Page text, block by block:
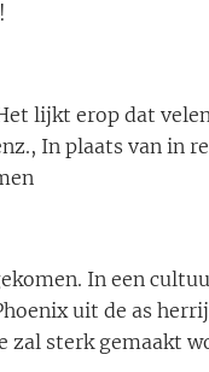
lijkt erop dat
In plaats van in
☮️
In een
uit de as
zal sterk gemaakt